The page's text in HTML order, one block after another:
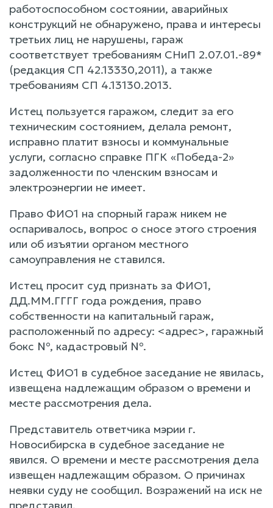
работоспособном состоянии, аварийных
конструкций не обнаружено, права и интересы
третьих лиц не нарушены, гараж
соответствует требованиям СНиП 2.07.01.-89*
(редакция СП 42.13330,2011), а также
требованиям СП 4.13130.2013.
Истец пользуется гаражом, следит за его
техническим состоянием, делала ремонт,
исправно платит взносы и коммунальные
услуги, согласно справке ПГК «Победа-2»
задолженности по членским взносам и
электроэнергии не имеет.
Право ФИО1 на спорный гараж никем не
оспаривалось, вопрос о сносе этого строения
или об изъятии органом местного
самоуправления не ставился.
Истец просит суд признать за ФИО1,
ДД.ММ.ГГГГ года рождения, право
собственности на капитальный гараж,
расположенный по адресу: <адрес>, гаражный
бокс №, кадастровый №.
Истец ФИО1 в судебное заседание не явилась,
извещена надлежащим образом о времени и
месте рассмотрения дела.
Представитель ответчика мэрии г.
Новосибирска в судебное заседание не
явился. О времени и месте рассмотрения дела
извещен надлежащим образом. О причинах
неявки суду не сообщил. Возражений на иск не
представил.